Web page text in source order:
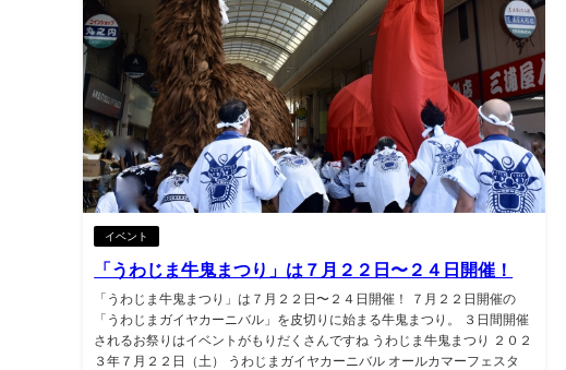
イベント
「うわじま牛鬼まつり」は７月２２日〜２４日開催！
「うわじま牛鬼まつり」は７月２２日〜２４日開催！ ７月２２日開催の
「うわじまガイヤカーニバル」を皮切りに始まる牛鬼まつり。 ３日間開催
されるお祭りはイベントがもりだくさんですね うわじま牛鬼まつり ２０２
３年７月２２日（土） うわじまガイヤカーニバル オールカマーフェスタ